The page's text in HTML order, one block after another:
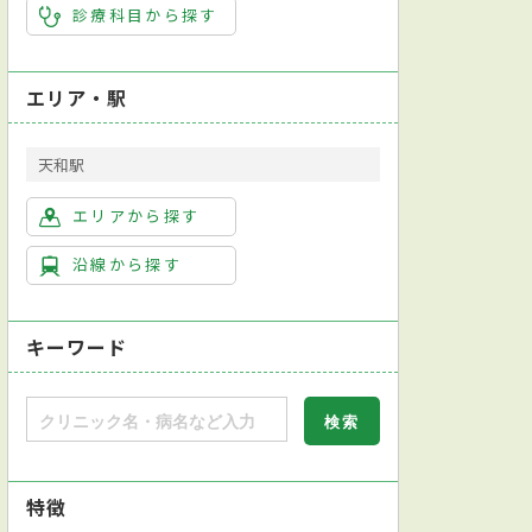
診療科目から探す
エリア・駅
天和駅
エリアから探す
沿線から探す
キーワード
特徴